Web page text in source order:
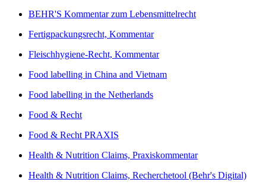
BEHR'S Kommentar zum Lebensmittelrecht
Fertigpackungsrecht, Kommentar
Fleischhygiene-Recht, Kommentar
Food labelling in China and Vietnam
Food labelling in the Netherlands
Food & Recht
Food & Recht PRAXIS
Health & Nutrition Claims, Praxiskommentar
Health & Nutrition Claims, Recherchetool (Behr's Digital)